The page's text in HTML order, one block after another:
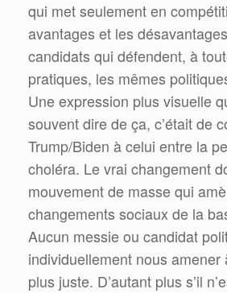
qui met seulement en
avantages et les
candidats qui défendent, à
pratiques, les mêmes
Une expression plus visuelle
souvent dire de ça, c’était de
Trump/Biden à celui entre la
choléra. Le vrai changement
mouvement de masse qui
changements sociaux de la
Aucun messie ou candidat
individuellement nous amener
plus juste. D’autant plus s’il